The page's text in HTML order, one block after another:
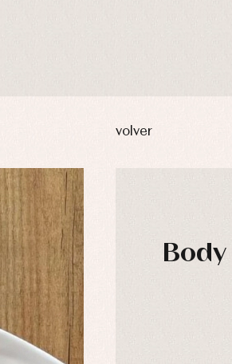
volver